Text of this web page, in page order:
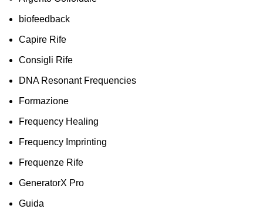
biofeedback
Capire Rife
Consigli Rife
DNA Resonant Frequencies
Formazione
Frequency Healing
Frequency Imprinting
Frequenze Rife
GeneratorX Pro
Guida